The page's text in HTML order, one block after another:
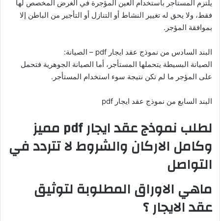
يلتزم المستأجر باستخدام العين المؤجرة في الغرض المخصص لها
فقط، ولا يحق له تغيير النشاط أو التنازل أو التأجير من الباطن إلا
بموافقة المؤجر.
البند السادس من نموذج عقد ايجار pdf – الصيانة:
الصيانة البسيطة يتحملها المستأجر، أما الصيانة الجوهرية فتحمل
على المؤجر ما لم تكن نتيجة سوء استخدام المستأجر.
البند السابع من نموذج عقد ايجار pdf
لطلب نموذج عقد ايجار pdf مميز
وكامل الاركان والشروط لا تتردد في
التواصل
ماهي الاوراق المطلوبة لتوثيق
عقد الايجار ؟